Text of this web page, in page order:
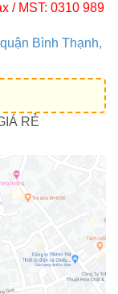
/ MST: 0310 989
Bình Thạnh,
RẺ